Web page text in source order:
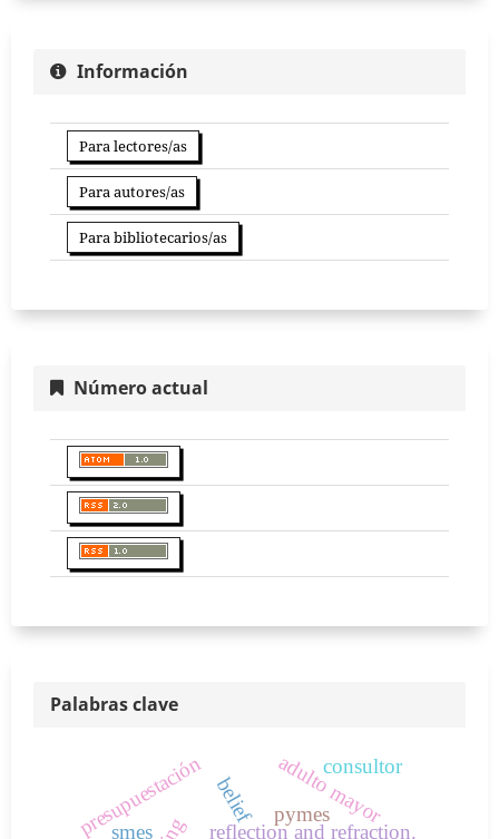
Información
Para lectores/as
Para autores/as
Para bibliotecarios/as
Número actual
Palabras clave
smes
presupuestación reflection and refraction.
belief adulto mayor
consultor
pymes